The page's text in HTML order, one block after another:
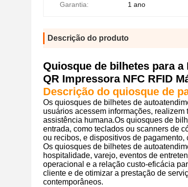
Garantia: 1 ano
Descrição do produto
Quiosque de bilhetes para
QR Impressora NFC RFID
Descrição do quiosque de
Os quiosques de bilhetes de
usuários acessem informações,
assistência humana.Os quiosques de
entrada, como teclados ou scanners de
ou recibos, e dispositivos de
Os quiosques de bilhetes de
hospitalidade, varejo, eventos de
operacional e a relação custo-eficácia
cliente e de otimizar a prestação de
contemporâneos.